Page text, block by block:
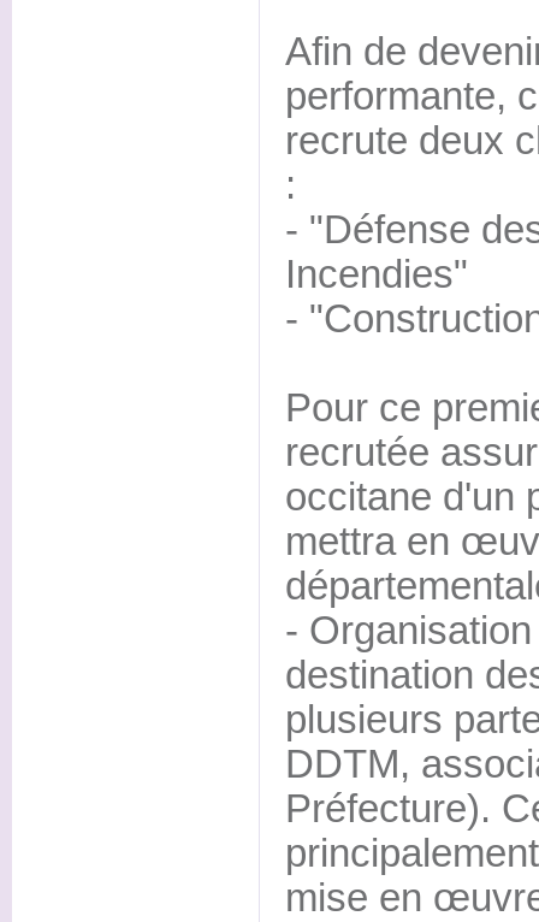
Afin de
performante,
recrute deux
:
- "Défense
Incendies"
-
Pour ce
recrutée
occitane d'un
mettra en
-
destination
plusieurs
DDTM,
Préfecture).
mise en